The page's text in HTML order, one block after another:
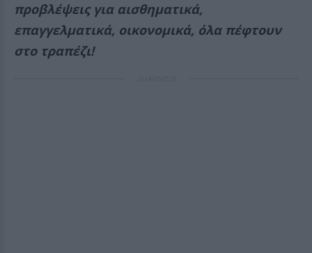
προβλέψεις για αισθηματικά,
επαγγελματικά, οικονομικά, όλα πέφτουν
στο τραπέζι!